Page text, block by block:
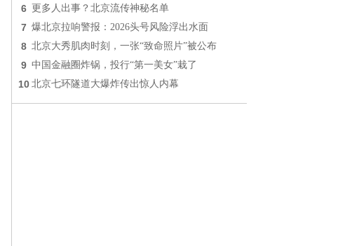
6 更多人出事？北京流传神秘名单
7 爆北京拉响警报：2026头号风险浮出水面
8 北京大秀肌肉时刻，一张“致命照片”被公布
9 中国金融圈炸锅，投行“第一美女”栽了
10 北京七环隧道大爆炸传出惊人内幕